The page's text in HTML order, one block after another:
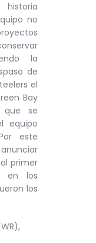
no
la
de
el
Bay
que se
equipo
este
primer
en los
los